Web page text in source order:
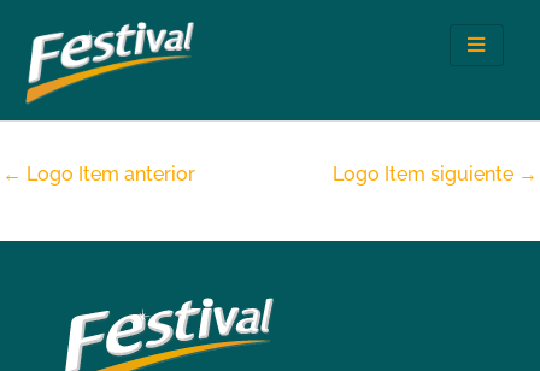
contenido
← Logo Item anterior Logo Item siguiente →